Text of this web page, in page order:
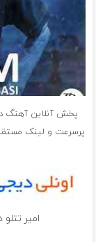
پخش آنلاین آهنگ
پرسرعت و لینک
امیر